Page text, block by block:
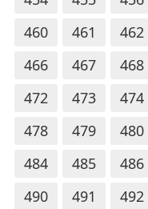
460
461 462
466
467 468
472
473 474
478
479 480
484
485 486
490
491 492